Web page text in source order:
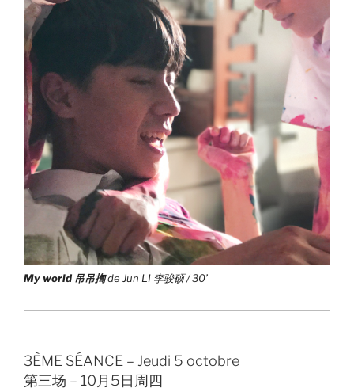
My world 吊吊揈de Jun LI 李骏硕 / 30’
3ÈME SÉANCE – Jeudi 5 octobre
第三场 – 10月5日周四